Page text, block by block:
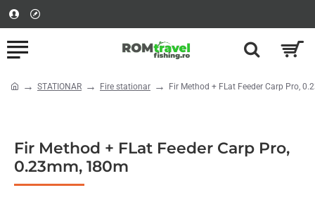
Fir Method + FLat Feeder Carp Pro,
0.23mm, 180m
STATIONAR Fire stationar Fir Method + FLat Feeder Carp Pro,